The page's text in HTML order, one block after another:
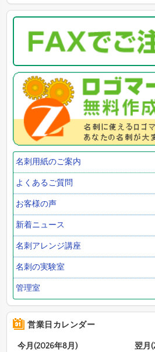
名刺用紙のご案内
よくあるご質問
お客様の声
新着ニュース
名刺アレンジ講座
名刺の実験室
管理室
営業日カレンダー
今月(2026年8月)
翌月